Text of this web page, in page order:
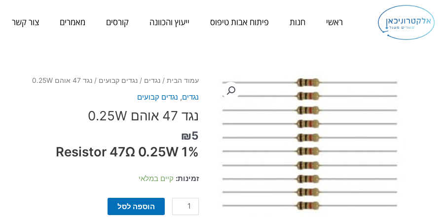
לתוכן
ראשי חנות פיתוח אבות טיפוס ייעוץ והכוונה קורסים מאמרים צור קשר
עמוד הבית/ נגדים / נגדים קבועים / נגד 47 אוהם 0.25W
נגדים, נגדים קבועים
נגד 47 אוהם 0.25W
₪5
Resistor 47Ω 0.25W 1%
זמינות: קיים במלאי
כמות
47
0.25W
הוספה לסל